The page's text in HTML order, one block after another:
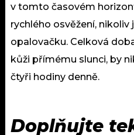
v tomto časovém
rychlého osvěžení,
opalovačku. Celková
kůži přímému slunci, by
čtyři hodiny denně.
Doplňujte